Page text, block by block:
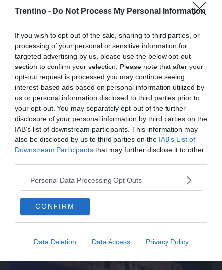
Trentino - Do Not Process My Personal Information
If you wish to opt-out of the sale, sharing to third parties, or
processing of your personal or sensitive information for
targeted advertising by us, please use the below opt-out
section to confirm your selection. Please note that after your
opt-out request is processed you may continue seeing
interest-based ads based on personal information utilized by
us or personal information disclosed to third parties prior to
your opt-out. You may separately opt-out of the further
disclosure of your personal information by third parties on the
IAB’s list of downstream participants. This information may
also be disclosed by us to third parties on the IAB’s List of
Downstream Participants that may further disclose it to other
Personal Data Processing Opt Outs
CONFIRM
Data Deletion Data Access Privacy Policy
SPETTACOLO
Attitudini: nessuna, The bear
ITALIA
La fibra aiuta l'IA ad abbattere la
burocrazia, progetto pilota in Veneto